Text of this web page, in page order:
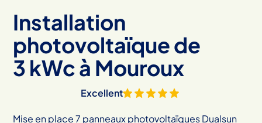
Installation
photovoltaïque de
3 kWc à Mouroux
Excellent
Mise en place 7 panneaux photovoltaïques Dualsun